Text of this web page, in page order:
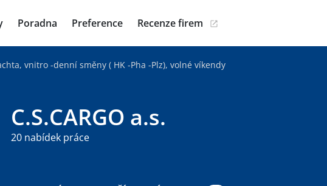
Poradna Preference Recenze firem
vnitro -denní směny ( HK -Pha -Plz), volné víkendy
C.S.CARGO a.s.
20 nabídek práce